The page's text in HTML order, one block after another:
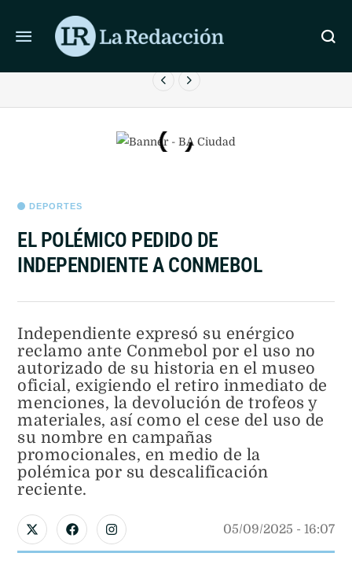
ÚLTIMAS NOTICIAS
LUIS CAPUTO NEGÓ LLAMAR “TARADOS” A LOS
DEPORTES
EL POLÉMICO PEDIDO DE
INDEPENDIENTE A CONMEBOL
Independiente expresó su enérgico
reclamo ante Conmebol por el uso no
autorizado de su historia en el museo
oficial, exigiendo el retiro inmediato de
menciones, la devolución de trofeos y
materiales, así como el cese del uso de
su nombre en campañas
promocionales, en medio de la
polémica por su descalificación
reciente.
05/09/2025 - 16:07